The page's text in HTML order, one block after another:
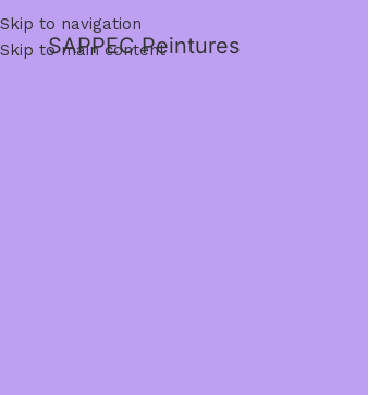
Skip to navigation
Skip to main content
SAPPEC Peintures